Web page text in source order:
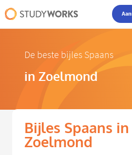
De beste bijles Spaans
in Zoelmond
Bijles Spaans in
Zoelmond